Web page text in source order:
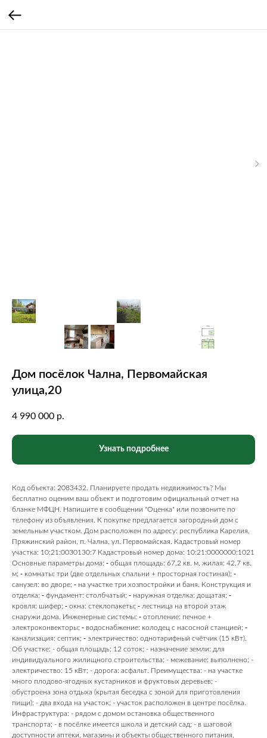
Дом посёлок Чална, Первомайская
улица,20
4 990 000 р.
Узнать подробнее
Код объекта: 2083432. Планируете продать недвижимость? Мы
бесплатно оценим ваш объект и подготовим официальный отчет на
бланке МФЦН. Напишите в сообщении "Оценка" или позвоните по
телефону из объявления. К покупке предлагается загородный дом с
земельным участком. Дом расположен по адресу: республика Карелия,
Пряжинский район, п. Чална, ул. Первомайская. Кадастровый номер
участка: 10:21:0030130:7 Кадастровый номер дома: 10:21:0000000:1021
Основные параметры дома: ⁃ общая площадь: 67,2 кв. м, жилая: 42,7 кв.
м; ⁃ комнаты: три (две отдельных спальни + просторная гостиная); ⁃
санузел: во дворе; ⁃ на участке три хозпостройки и баня. Конструкция и
отделка: ⁃ фундамент: столбчатый; ⁃ наружная отделка: дощатая; ⁃
кровля: шифер; ⁃ окна: стеклопакеты; ⁃ лестница на второй этаж
снаружи дома. Инженерные системы: ⁃ отопление: печное +
электроконвекторы; ⁃ водоснабжение: колодец с насосной станцией; ⁃
канализация: септик; ⁃ электричество: однотарифный счётчик (15 кВт).
Об участке: - общая площадь: 12 соток; - назначение земли: для
индивидуального жилищного строительства; - межевание: выполнено; -
электричество: 15 кВт; - дорога: асфальт. Преимущества: - на участке
много плодово-ягодных кустарников и фруктовых деревьев; -
обустроена зона отдыха (крытая беседка с зоной для приготовления
пищи); - два входа на участок; - участок расположен в центре посёлка.
Инфраструктура: - рядом с домом остановка общественного
транспорта; - в посёлке имеется школа и детский сад; - в шаговой
доступности аптеки, магазины и объекты общественного питания,